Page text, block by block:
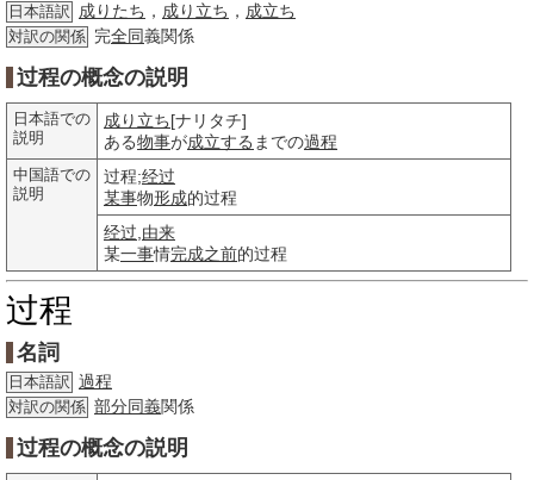
日本語訳 成りたち ， 成り立ち ， 成立ち
対訳の関係 完全同義関係
过程の概念の説明
日本語での
説明
成り立ち[ナリタチ]
ある物事が成立する までの過程
中国語での
説明
过程;经过
某事物形成的过程
经过 由来
某一事情完成之前的过程
过程
名詞
日本語訳 過程
対訳の関係 部分同義関係
过程の概念の説明